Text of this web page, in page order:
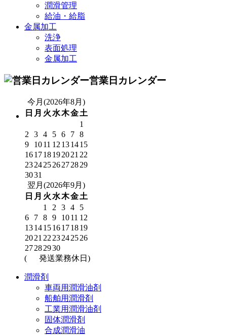
潤滑管理
給油・給脂
金属加工
洗浄
表面処理
金属加工
営業日カレンダー
今月(2026年8月)
日 月 火 水木金土
1
2
3 4 5 6 7 8
9
1011 12 131415
161718192021 22
23242526272829
3031
翌月(2026年9月)
日 月 火 水木金土
1
2 3 4
5
6
7 8 9 1011 12
13141516171819
2021 22 23242526
27282930
(
発送業務休日)
潤滑剤
車両用潤滑油剤
船舶用潤滑剤
工業用潤滑油剤
固体潤滑剤
合成潤滑油